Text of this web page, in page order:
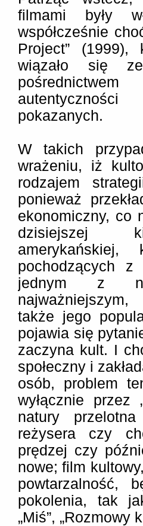
filmami były
współcześnie
Project”
wiązało się
pokazanych.
W takich
wrażeniu, iż
rodzajem
ponieważ
ekonomiczny, co
dzisiejszej
amerykańskiej,
pochodzących z
jednym z
także jego
pojawia się
zaczyna kult. I
społeczny i
osób, problem
wyłącznie przez
natury
reżysera czy
prędzej czy
nowe; film
powtarzalność,
pokolenia, tak
„Miś”, „Rozmowy